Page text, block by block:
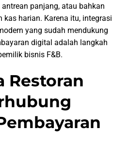
panjang, atau bahkan
kas harian. Karena itu, integrasi
yang sudah mendukung
digital adalah langkah
bisnis F&B.
Restoran